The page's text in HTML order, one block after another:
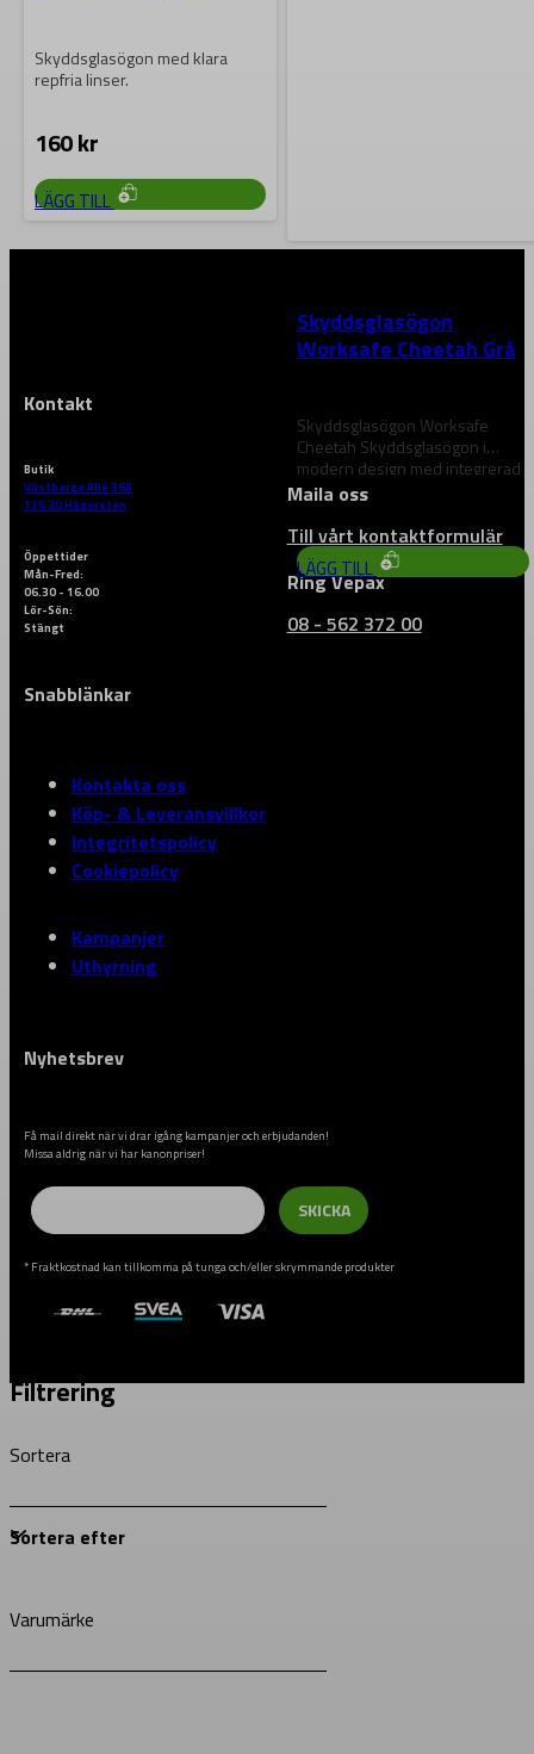
Skyddsglasögon med klara
repfria linser.
160kr
LÄGG TILL
Skyddsglasögon
Worksafe Cheetah Grå
Skyddsglasögon Worksafe
Cheetah Skyddsglasögon i
modern design med integrerad
skalm och båge. Mycket bra
74kr
LÄGG TILL
Kontakt
Butik
Västberga Allé 36B
126 30 Hägersten
Maila oss
Till vårt kontaktformulär
Öppettider
Mån-Fred:
06.30 - 16.00
Lör-Sön:
Stängt
Ring Vepax
08 - 562 372 00
Snabblänkar
Kontakta oss
Köp- & Leveransvillkor
Integritetspolicy
Cookiepolicy
Kampanjer
Uthyrning
Nyhetsbrev
Få mail direkt när vi drar igång kampanjer och erbjudanden!
Missa aldrig när vi har kanonpriser!
Email
SKICKA
* Fraktkostnad kan tillkomma på tunga och/eller skrymmande produkter
Filtrering
Sortera
Varumärke